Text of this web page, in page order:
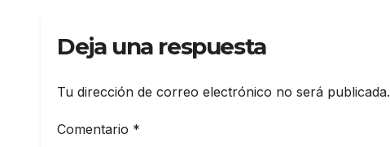
Deja una respuesta
Tu dirección de correo electrónico no será publicada.
Comentario *